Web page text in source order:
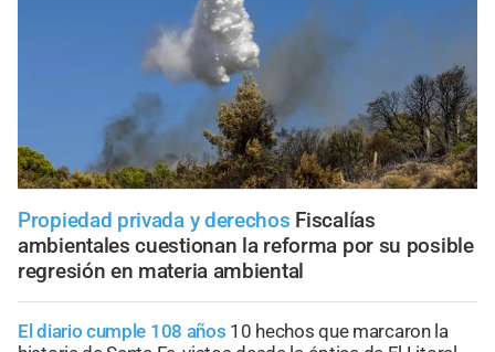
Propiedad privada y derechos Fiscalías
ambientales cuestionan la reforma por su posible
regresión en materia ambiental
El diario cumple 108 años 10 hechos que marcaron la